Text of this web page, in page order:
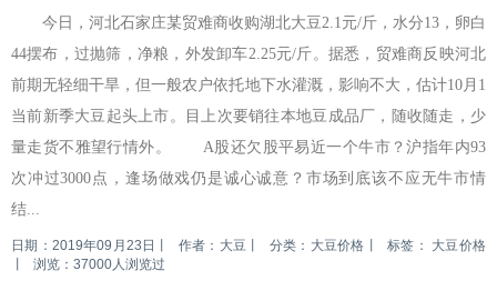
今日，河北石家庄某贸难商收购湖北大豆2.1元/斤，水分13，卵白
44摆布，过抛筛，净粮，外发卸车2.25元/斤。据悉，贸难商反映河北
前期无轻细干旱，但一般农户依托地下水灌溉，影响不大，估计10月1
当前新季大豆起头上市。目上次要销往本地豆成品厂，随收随走，少
量走货不雅望行情外。 A股还欠股平易近一个牛市？沪指年内93
次冲过3000点，逢场做戏仍是诚心诚意？市场到底该不应无牛市情
结...
日期：2019年09月23日 作者：大豆 分类：大豆价格 标签： 大豆价格
浏览：37000人浏览过